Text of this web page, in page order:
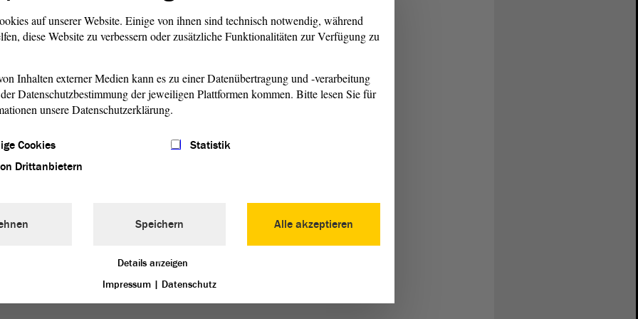
entsprechend
Logik eingehen. Nicht
soziale Einrichtung
von den
oder vom Staat bekommt,
des Staates. Er
Der Sozialverband
Träger eines Pflegeheimes
Hand Leistungen,
Pflegebedürftigen in
lässt und diese
Träger auch.
auf unserer Website. Einige von ihnen sind technisch notwendig, während
diese Website zu verbessern oder zusätzliche Funktionalitäten zur Verfügung zu
Inhalten externer Medien kann es zu einer Datenübertragung und -verarbeitung
Datenschutzbestimmung der jeweiligen Plattformen kommen. Bitte lesen Sie für
unsere Datenschutzerklärung.
Cookies
Statistik
Drittanbietern
Alle akzeptieren
Speichern
Details anzeigen
Impressum | Datenschutz